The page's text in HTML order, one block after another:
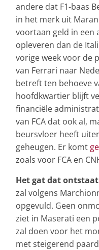
andere dat F1-baas
in het merk uit
voortaan geld in een
opleveren dan de
vorige week voor de
van Ferrari naar
betreft ten behoeve
hoofdkwartier blijft
financiële
van FCA dat ook al,
beursvloer heeft
geheugen. Er komt
zoals voor FCA en
Het gat dat ontstaat
zal volgens
opgevuld. Geen
ziet in Maserati een
zal doen voor het
met steigerend